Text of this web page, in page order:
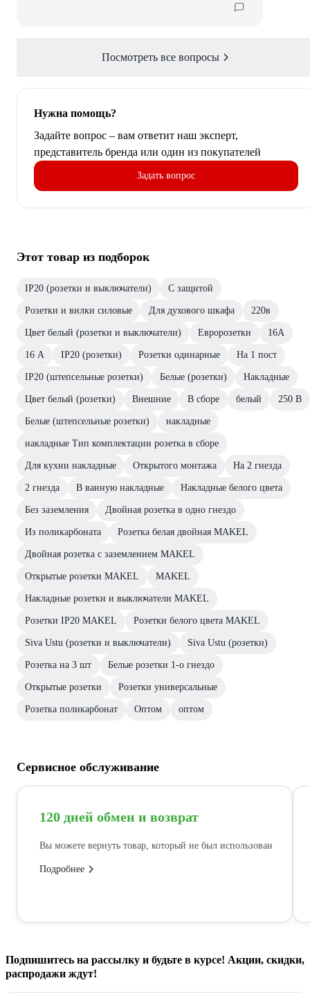
Посмотреть все вопросы
Нужна помощь?
Задайте вопрос – вам ответит наш эксперт,
представитель бренда или один из покупателей
Задать вопрос
Этот товар из подборок
IP20 (розетки и выключатели) С защитой
Розетки и вилки силовые Для духового шкафа 220в
Цвет белый (розетки и выключатели) Евророзетки 16А
16 А IP20 (розетки) Розетки одинарные На 1 пост
IP20 (штепсельные розетки) Белые (розетки) Накладные
Цвет белый (розетки) Внешние В сборе белый 250 В
Белые (штепсельные розетки) накладные
накладные Тип комплектации розетка в сборе
Для кухни накладные Открытого монтажа На 2 гнезда
2 гнезда В ванную накладные Накладные белого цвета
Без заземления Двойная розетка в одно гнездо
Из поликарбоната Розетка белая двойная MAKEL
Двойная розетка с заземлением MAKEL
Открытые розетки MAKEL MAKEL
Накладные розетки и выключатели MAKEL
Розетки IP20 MAKEL Розетки белого цвета MAKEL
Siva Ustu (розетки и выключатели) Siva Ustu (розетки)
Розетка на 3 шт Белые розетки 1-о гнездо
Открытые розетки Розетки универсальные
Розетка поликарбонат Оптом оптом
Сервисное обслуживание
120 дней обмен и возврат
Вы можете вернуть товар, который не был использован
Подробнее
Подпишитесь на рассылку и будьте в курсе! Акции, скидки,
распродажи ждут!